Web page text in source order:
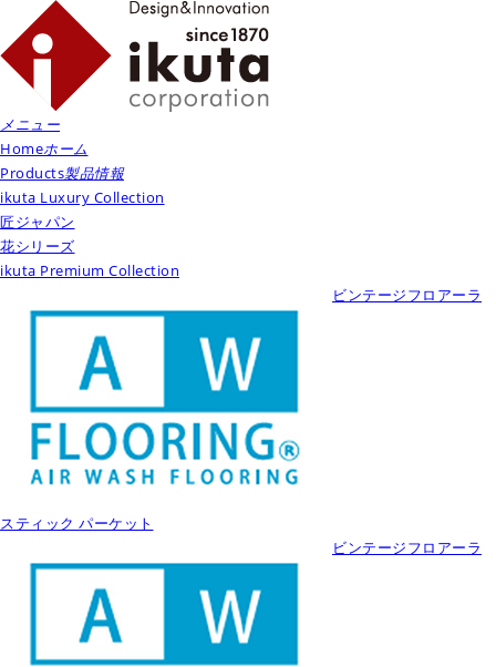
メニュー
Homeホーム
Products製品情報
ikuta Luxury Collection
匠ジャパン
花シリーズ
ikuta Premium Collection
ビンテージフロアーラ
スティック パーケット
ビンテージフロアーラ